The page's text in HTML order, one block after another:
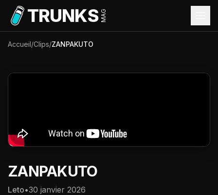
Aller au contenu principal
TRUNKSMAG
Accueil/Clips/ZANPAKUTO
ZANPAKUTO
Leto•30 janvier 2026